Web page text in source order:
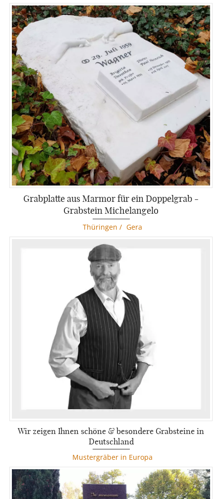
Grabplatte aus Marmor für ein Doppelgrab -
Grabstein Michelangelo
Thüringen / Gera
Wir zeigen Ihnen schöne & besondere Grabsteine in
Deutschland
Mustergräber in Europa